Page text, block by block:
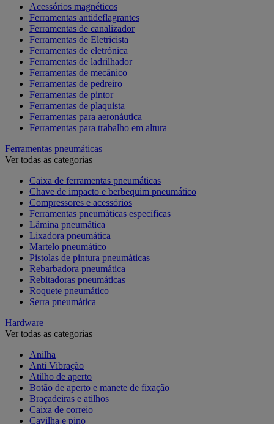
Acessórios magnéticos
Ferramentas antideflagrantes
Ferramentas de canalizador
Ferramentas de Eletricista
Ferramentas de eletrónica
Ferramentas de ladrilhador
Ferramentas de mecânico
Ferramentas de pedreiro
Ferramentas de pintor
Ferramentas de plaquista
Ferramentas para aeronáutica
Ferramentas para trabalho em altura
Ferramentas pneumáticas
Ver todas as categorias
Caixa de ferramentas pneumáticas
Chave de impacto e berbequim pneumático
Compressores e acessórios
Ferramentas pneumáticas específicas
Lâmina pneumática
Lixadora pneumática
Martelo pneumático
Pistolas de pintura pneumáticas
Rebarbadora pneumática
Rebitadoras pneumáticas
Roquete pneumático
Serra pneumática
Hardware
Ver todas as categorias
Anilha
Anti Vibração
Atilho de aperto
Botão de aperto e manete de fixação
Braçadeiras e atilhos
Caixa de correio
Cavilha e pino